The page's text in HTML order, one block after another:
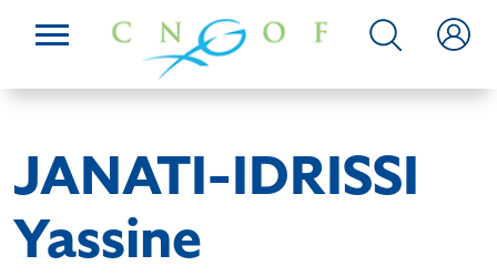
JANATI-IDRISSI
Yassine